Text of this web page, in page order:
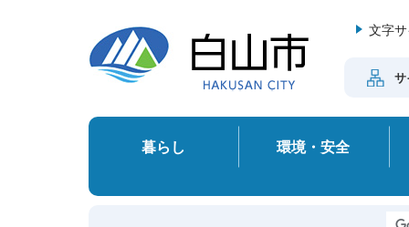
文字
サ
暮らし 環境・安全